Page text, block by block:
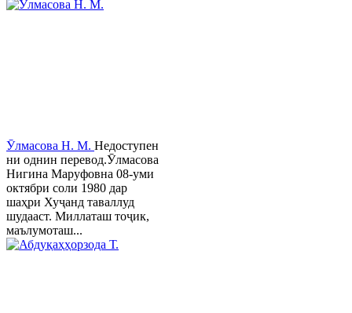
Ӯлмасова Н. М. Недоступен
ни однин перевод.Ӯлмасова
Нигина Маруфовна 08-уми
октябри соли 1980 дар
шаҳри Хуҷанд таваллуд
шудааст. Миллаташ тоҷик,
маълумоташ...